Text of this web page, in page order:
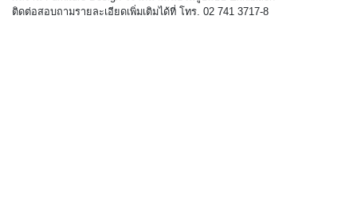
ติดต่อสอบถามรายละเอียดเพิ่มเติมได้ที่ โทร. 02 741 3717-8